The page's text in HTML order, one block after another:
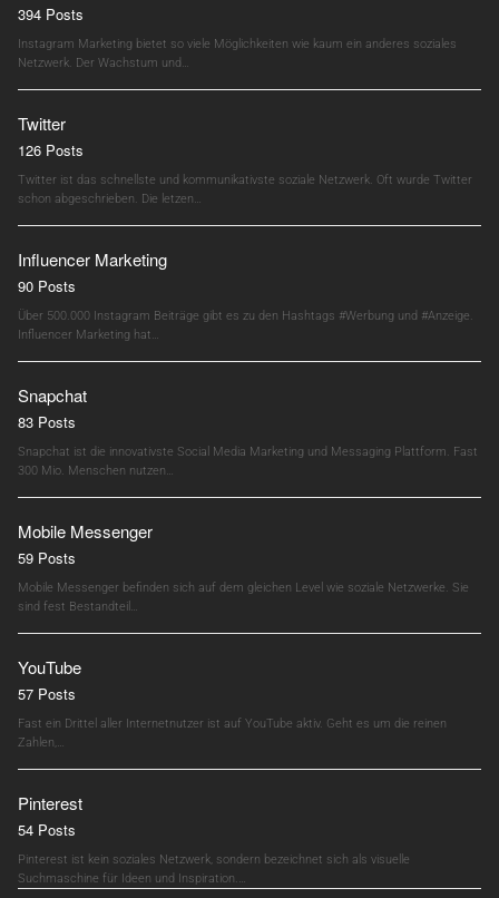
394 Posts
Instagram Marketing bietet so viele Möglichkeiten wie kaum ein anderes soziales
Netzwerk. Der Wachstum und…
Twitter
126 Posts
Twitter ist das schnellste und kommunikativste soziale Netzwerk. Oft wurde Twitter
schon abgeschrieben. Die letzen…
Influencer Marketing
90 Posts
Über 500.000 Instagram Beiträge gibt es zu den Hashtags #Werbung und #Anzeige.
Influencer Marketing hat…
Snapchat
83 Posts
Snapchat ist die innovativste Social Media Marketing und Messaging Plattform. Fast
300 Mio. Menschen nutzen…
Mobile Messenger
59 Posts
Mobile Messenger befinden sich auf dem gleichen Level wie soziale Netzwerke. Sie
sind fest Bestandteil…
YouTube
57 Posts
Fast ein Drittel aller Internetnutzer ist auf YouTube aktiv. Geht es um die reinen
Zahlen,…
Pinterest
54 Posts
Pinterest ist kein soziales Netzwerk, sondern bezeichnet sich als visuelle
Suchmaschine für Ideen und Inspiration.…